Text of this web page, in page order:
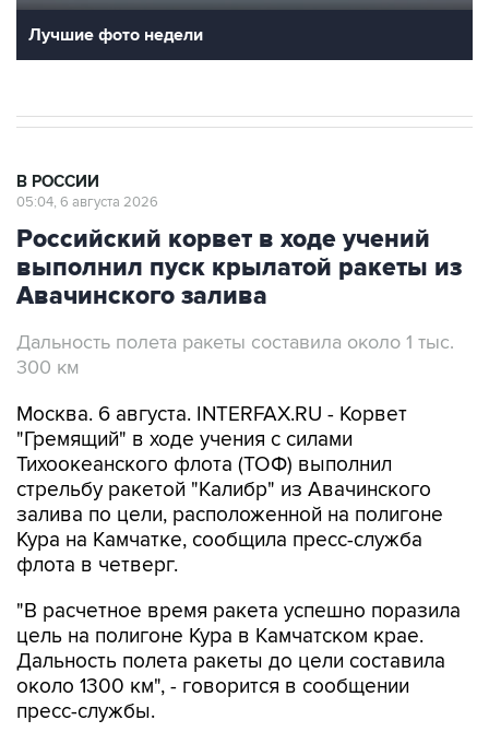
Лучшие фото недели
В РОССИИ
05:04, 6 августа 2026
Российский корвет в ходе учений
выполнил пуск крылатой ракеты из
Авачинского залива
Дальность полета ракеты составила около 1 тыс.
300 км
Москва. 6 августа. INTERFAX.RU - Корвет
"Гремящий" в ходе учения с силами
Тихоокеанского флота (ТОФ) выполнил
стрельбу ракетой "Калибр" из Авачинского
залива по цели, расположенной на полигоне
Кура на Камчатке, сообщила пресс-служба
флота в четверг.
"В расчетное время ракета успешно поразила
цель на полигоне Кура в Камчатском крае.
Дальность полета ракеты до цели составила
около 1300 км", - говорится в сообщении
пресс-службы.